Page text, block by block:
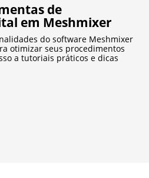
de
em Meshmixer
do software Meshmixer
otimizar seus procedimentos
a tutoriais práticos e dicas